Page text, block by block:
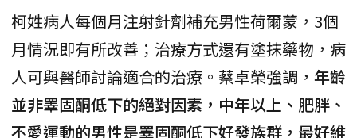
柯姓病人每個月注射針劑補充男性荷爾蒙，3個
月情況即有所改善；治療方式還有塗抹藥物，病
人可與醫師討論適合的治療。蔡卓榮強調， 年齡
並非睪固酮低下的絕對因素，中年以上、肥胖、
不愛運動的男性是睪固酮低下好發族群，最好維